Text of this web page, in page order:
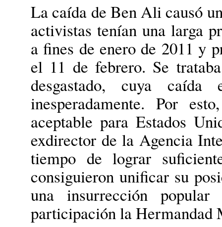
La caída de Ben Ali causó
activistas tenían una larga
a fines de enero de 2011 y
el 11 de febrero. Se
desgastado, cuya
inesperadamente. Por
aceptable para Estados
exdirector de la Agencia
tiempo de lograr
consiguieron unificar su
una insurrección
participación la Hermandad